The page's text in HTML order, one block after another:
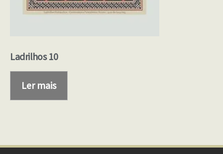
Ladrilhos 10
Ler mais